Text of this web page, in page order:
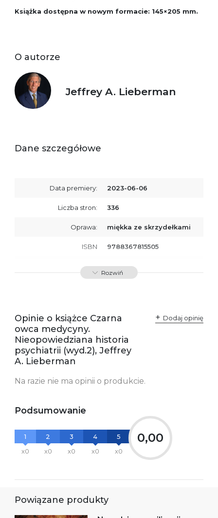
Książka dostępna w nowym formacie: 145×205 mm.
O autorze
Jeffrey A. Lieberman
Dane szczegółowe
Data premiery: 2023-06-06
Liczba stron: 336
Oprawa: miękka ze skrzydełkami
ISBN 9788367815505
SKU: K800506
Polska
kontakt@wydajenamsie.pl
Ostrzeżenia oraz
informacje dotyczące
Załącznik PDF
Rozwiń
Opinie o książce Czarna
owca medycyny.
Nieopowiedziana historia
psychiatrii (wyd.2), Jeffrey
A. Lieberman
Dodaj opinię
Na razie nie ma opinii o produkcie.
Podsumowanie
1
x0
2
x0
3
x0
4
x0
5
x0
0,00
Powiązane produkty